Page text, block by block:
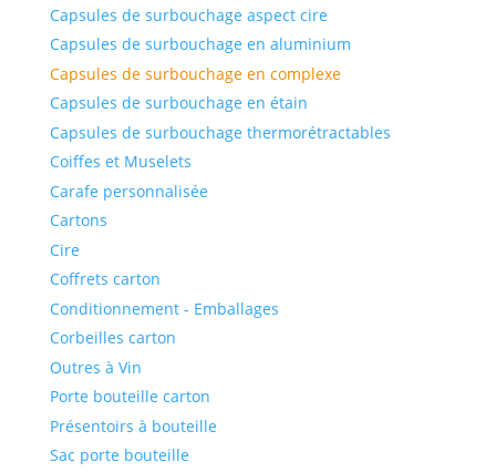
Capsules de surbouchage aspect cire
Capsules de surbouchage en aluminium
Capsules de surbouchage en complexe
Capsules de surbouchage en étain
Capsules de surbouchage thermorétractables
Coiffes et Muselets
Carafe personnalisée
Cartons
Cire
Coffrets carton
Conditionnement - Emballages
Corbeilles carton
Outres à Vin
Porte bouteille carton
Présentoirs à bouteille
Sac porte bouteille